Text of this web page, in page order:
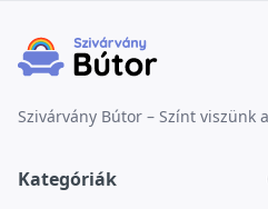
Szivárvány Bútor – Színt viszünk
Kategóriák